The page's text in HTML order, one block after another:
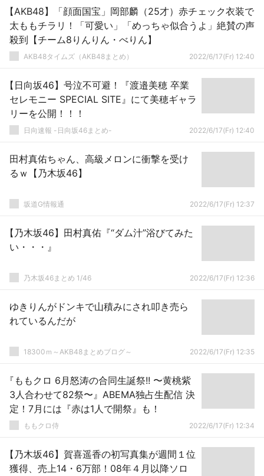
【AKB48】「顔面国宝」岡部麟（25才）赤チェック衣装で
太ももチラリ！「可愛い」「めっちゃ似合うよ」絶賛の声
殺到【チーム8りんりん・べりん】
AKB48タイムズ（AKB48まとめ） 2022/6/17(Fr) 12:40
【日向坂46】号泣不可避！『渡邉美穂 卒業
セレモニー SPECIAL SITE』にて美穂ギャラ
リーを公開！！！
日向速報 -日向坂46まとめ- 2022/6/17(Fr) 12:40
田村真佑ちゃん、高級メロンに衝撃を受け
るｗ【乃木坂46】
坂道G情報通 2022/6/17(Fr) 12:37
【乃木坂46】田村真佑『“ダム汁”浴びてみた
い・・・』
乃木坂46まとめ 1/46 2022/6/17(Fr) 12:36
ゆきりんがドンキで山積みにされ叩き売ら
れているんだが
18300ｍ～AKB48まとめブログ～ 2022/6/17(Fr) 12:35
『ももクロ 6月怒涛の合同生誕祭!! 〜黄桃紫
3人合わせて82祭〜』ABEMA独占生配信 決
定！7月には『赤は1人で開祭』も！
ももクロ侍 2022/6/17(Fr) 12:34
【乃木坂46】賀喜遥香の初写真集が週間１位
獲得、売上14・6万部！08年４月以降ソロ